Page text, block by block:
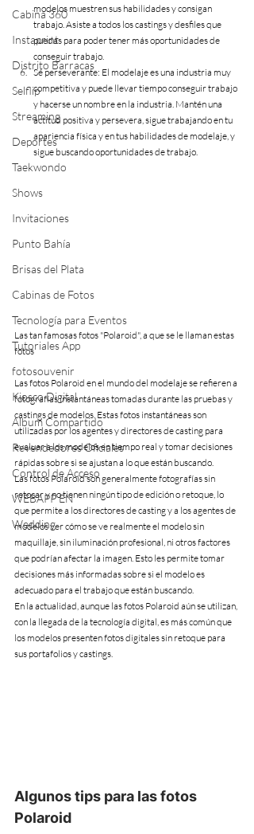
Cabina 360
Instaprint
Distrito Barracas
Selflip
Streaming
Deportes
Taekwondo
Shows
Invitaciones
Punto Bahía
Brisas del Plata
Cabinas de Fotos
Tecnología para Eventos
Tutoriales App
fotosouvenir
Kiosco Digital
Album Compartido
Revendedores Oficiales
Control de Acceso
WEBAPP EN
Wedding
modelos muestren sus habilidades y consigan
trabajo. Asiste a todos los castings y desfiles que
puedas para poder tener más oportunidades de
conseguir trabajo.
Sé perseverante: El modelaje es una industria muy
competitiva y puede llevar tiempo conseguir trabajo
y hacerse un nombre en la industria. Mantén una
actitud positiva y persevera, sigue trabajando en tu
apariencia física y en tus habilidades de modelaje, y
sigue buscando oportunidades de trabajo.
Las tan famosas fotos "Polaroid", a que se le llaman estas
fotos
Las fotos Polaroid en el mundo del modelaje se refieren a
fotografías instantáneas tomadas durante las pruebas y
castings de modelos. Estas fotos instantáneas son
utilizadas por los agentes y directores de casting para
evaluar a los modelos en tiempo real y tomar decisiones
rápidas sobre si se ajustan a lo que están buscando.
Las fotos Polaroid son generalmente fotografías sin
retocar y no tienen ningún tipo de edición o retoque, lo
que permite a los directores de casting y a los agentes de
modelos ver cómo se ve realmente el modelo sin
maquillaje, sin iluminación profesional, ni otros factores
que podrían afectar la imagen. Esto les permite tomar
decisiones más informadas sobre si el modelo es
adecuado para el trabajo que están buscando.
En la actualidad, aunque las fotos Polaroid aún se utilizan,
con la llegada de la tecnología digital, es más común que
los modelos presenten fotos digitales sin retoque para
sus portafolios y castings.
Algunos tips para las fotos
Polaroid